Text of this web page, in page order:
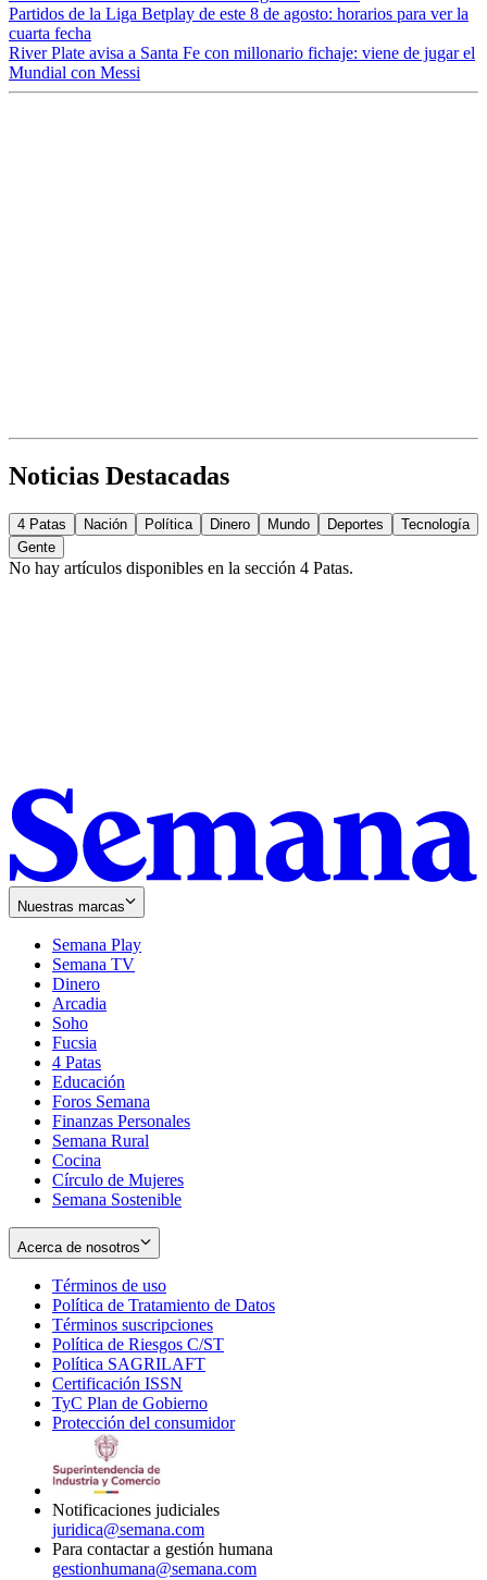
Partidos de la Liga Betplay de este 8 de agosto: horarios para ver la
cuarta fecha
River Plate avisa a Santa Fe con millonario fichaje: viene de jugar el
Mundial con Messi
Noticias Destacadas
4 Patas Nación Política Dinero Mundo Deportes
Tecnología
Gente
No hay artículos disponibles en la sección 4 Patas.
Nuestras marcas
Semana Play
Semana TV
Dinero
Arcadia
Soho
in
new
window
Fucsia
in
new
window
4 Patas
Educación
Foros Semana
Finanzas Personales
Semana Rural
Cocina
Círculo de Mujeres
Semana Sostenible
Acerca de nosotros
Términos de uso
in
new
window
Política de Tratamiento de Datos
Términos suscripciones
in
Política de Riesgos C/ST
Política SAGRILAFT
new
window
Certificación ISSN
in
new
TyC Plan de Gobierno
in
Protección del consumidorOpens
Notificaciones judiciales
juridica@semana.com
Para contactar a gestión humana
gestionhumana@semana.com